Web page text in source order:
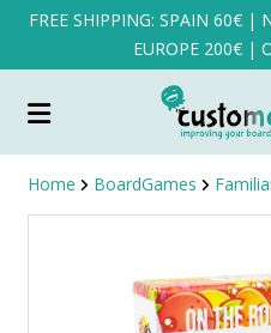
FREE SHIPPING: SPAIN 60€
EUROPE 200€ |
Home BoardGames